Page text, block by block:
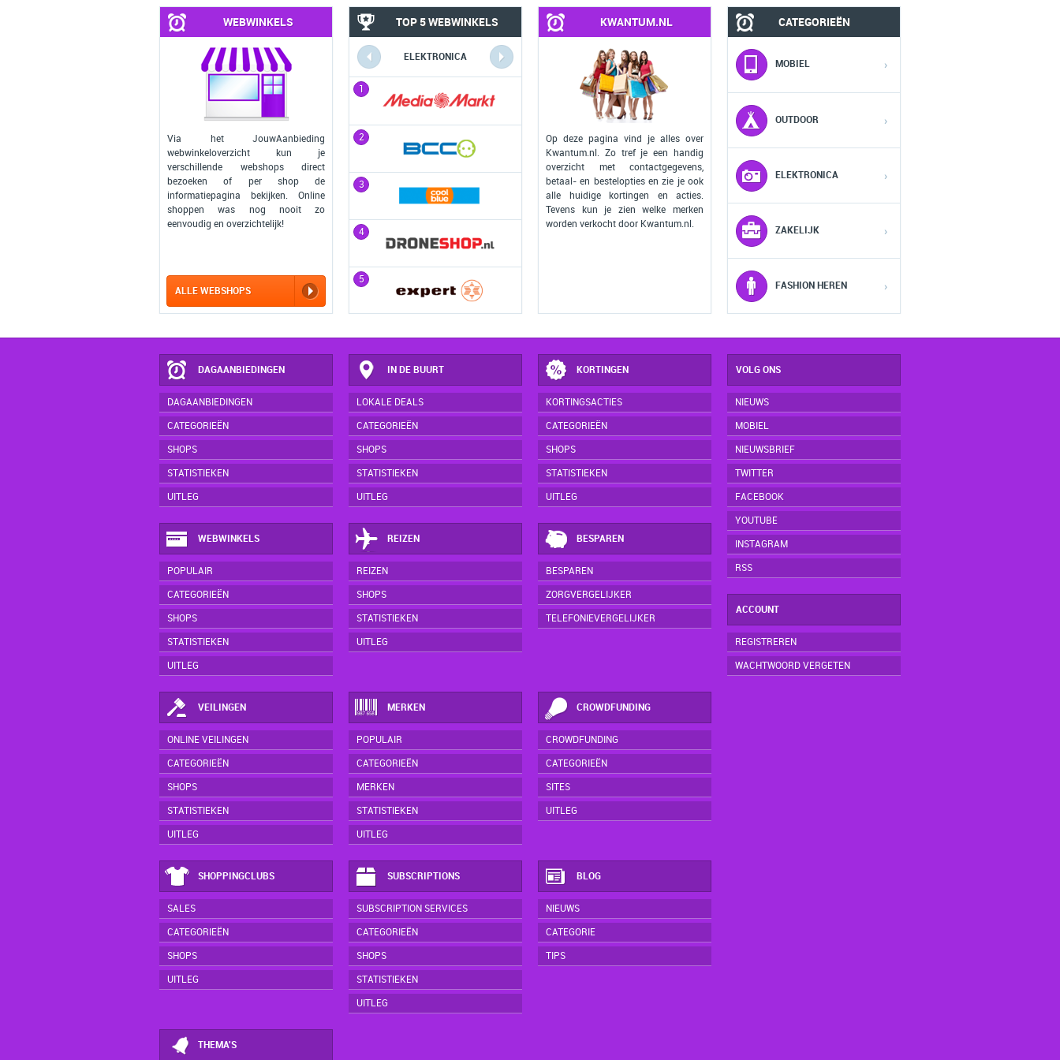
WEBWINKELS
Via het JouwAanbieding
webwinkeloverzicht kun je
verschillende webshops direct
bezoeken of per shop de
informatiepagina bekijken. Online
shoppen was nog nooit zo
eenvoudig en overzichtelijk!
ALLE WEBSHOPS
TOP 5 WEBWINKELS
ELEKTRONICA
1
2
3
4
5
COMPUTERS MOBIEL
2
3
KWANTUM.NL
Op deze pagina vind je alles over
Kwantum.nl. Zo tref je een handig
overzicht met contactgegevens,
betaal- en bestelopties en zie je ook
alle huidige kortingen en acties.
Tevens kun je zien welke merken
worden verkocht door Kwantum.nl.
CATEGORIEËN
MOBIEL ›
OUTDOOR ›
ELEKTRONICA ›
ZAKELIJK ›
FASHION HEREN ›
DAGAANBIEDINGEN
DAGAANBIEDINGEN
CATEGORIEËN
SHOPS
STATISTIEKEN
UITLEG
IN DE BUURT
LOKALE DEALS
CATEGORIEËN
SHOPS
STATISTIEKEN
UITLEG
KORTINGEN
KORTINGSACTIES
CATEGORIEËN
SHOPS
STATISTIEKEN
UITLEG
WEBWINKELS
POPULAIR
CATEGORIEËN
SHOPS
STATISTIEKEN
UITLEG
REIZEN
REIZEN
SHOPS
STATISTIEKEN
UITLEG
BESPAREN
BESPAREN
ZORGVERGELIJKER
TELEFONIEVERGELIJKER
VEILINGEN
ONLINE VEILINGEN
CATEGORIEËN
SHOPS
STATISTIEKEN
UITLEG
MERKEN
POPULAIR
CATEGORIEËN
MERKEN
STATISTIEKEN
UITLEG
CROWDFUNDING
CROWDFUNDING
CATEGORIEËN
SITES
UITLEG
SHOPPINGCLUBS
SALES
CATEGORIEËN
SHOPS
UITLEG
SUBSCRIPTIONS
SUBSCRIPTION SERVICES
CATEGORIEËN
SHOPS
STATISTIEKEN
UITLEG
BLOG
NIEUWS
CATEGORIE
TIPS
THEMA'S
VOLG ONS
NIEUWS
MOBIEL
NIEUWSBRIEF
TWITTER
FACEBOOK
YOUTUBE
INSTAGRAM
RSS
ACCOUNT
REGISTREREN
WACHTWOORD VERGETEN